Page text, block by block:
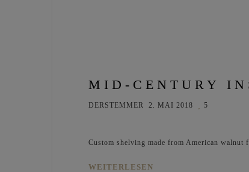
MID-CENTURY
DERSTEMMER 2. MAI 2018 5
Custom shelving made from American walnut
WEITERLESEN